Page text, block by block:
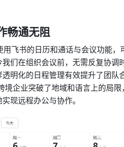
畅通无阻
用飞书的日历和通话与会议功能
们在组织会议前，无需反复协调
明化的日程管理有效提升了团队
境企业突破了地域和语言上的局
现远程办公与协作。